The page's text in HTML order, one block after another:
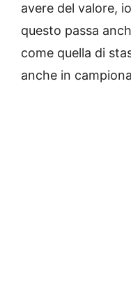
avere del valore,
questo passa
come quella di
anche in